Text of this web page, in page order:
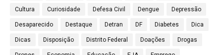
Cultura Curiosidade Defesa Civil Dengue Depressão
Desaparecido Destaque Detran DF Diabetes Dica
Dicas Disposição Distrito Federal Doações Drogas